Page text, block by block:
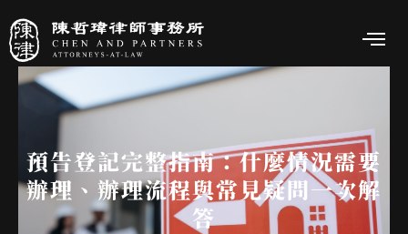
預告登記完整指南：什麼情況需要
辦理、辦理流程與常見疑問一次解
答